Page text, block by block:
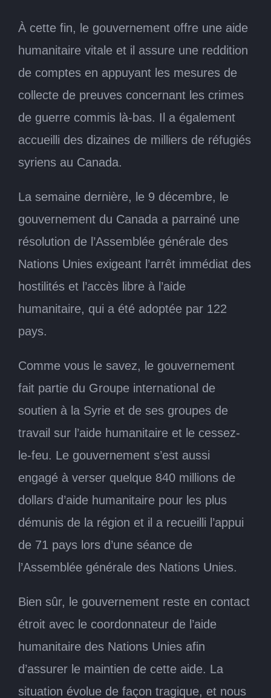
À cette fin, le gouvernement offre une aide
humanitaire vitale et il assure une reddition
de comptes en appuyant les mesures de
collecte de preuves concernant les crimes
de guerre commis là-bas. Il a également
accueilli des dizaines de milliers de réfugiés
syriens au Canada.
La semaine dernière, le 9 décembre, le
gouvernement du Canada a parrainé une
résolution de l’Assemblée générale des
Nations Unies exigeant l’arrêt immédiat des
hostilités et l’accès libre à l’aide
humanitaire, qui a été adoptée par 122
pays.
Comme vous le savez, le gouvernement
fait partie du Groupe international de
soutien à la Syrie et de ses groupes de
travail sur l’aide humanitaire et le cessez-
le-feu. Le gouvernement s’est aussi
engagé à verser quelque 840 millions de
dollars d’aide humanitaire pour les plus
démunis de la région et il a recueilli l’appui
de 71 pays lors d’une séance de
l’Assemblée générale des Nations Unies.
Bien sûr, le gouvernement reste en contact
étroit avec le coordonnateur de l’aide
humanitaire des Nations Unies afin
d’assurer le maintien de cette aide. La
situation évolue de façon tragique, et nous